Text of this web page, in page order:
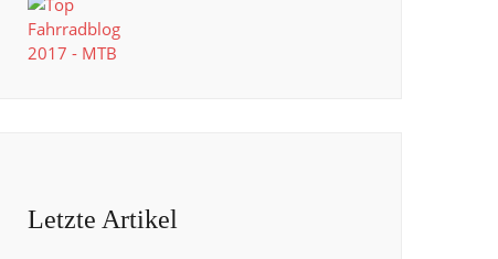
Letzte Artikel